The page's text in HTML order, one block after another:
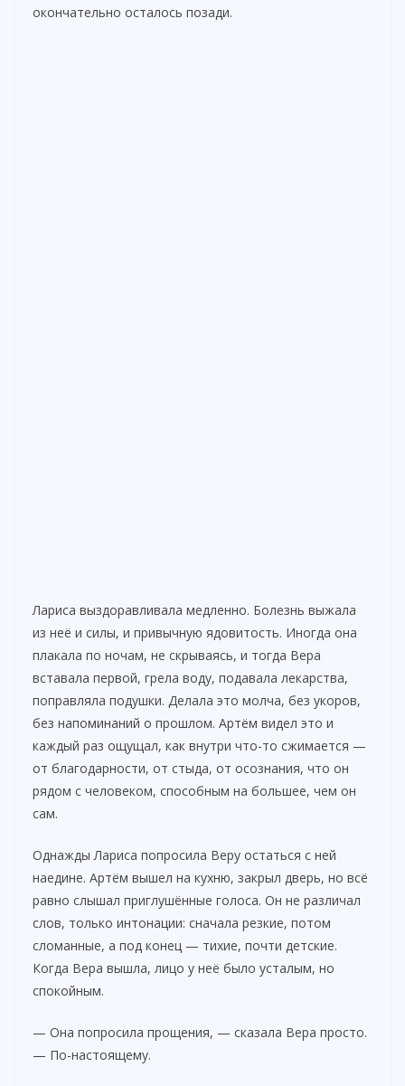
окончательно осталось позади.
Лариса выздоравливала медленно. Болезнь выжала
из неё и силы, и привычную ядовитость. Иногда она
плакала по ночам, не скрываясь, и тогда Вера
вставала первой, грела воду, подавала лекарства,
поправляла подушки. Делала это молча, без укоров,
без напоминаний о прошлом. Артём видел это и
каждый раз ощущал, как внутри что-то сжимается —
от благодарности, от стыда, от осознания, что он
рядом с человеком, способным на большее, чем он
сам.
Однажды Лариса попросила Веру остаться с ней
наедине. Артём вышел на кухню, закрыл дверь, но всё
равно слышал приглушённые голоса. Он не различал
слов, только интонации: сначала резкие, потом
сломанные, а под конец — тихие, почти детские.
Когда Вера вышла, лицо у неё было усталым, но
спокойным.
— Она попросила прощения, — сказала Вера просто.
— По-настоящему.